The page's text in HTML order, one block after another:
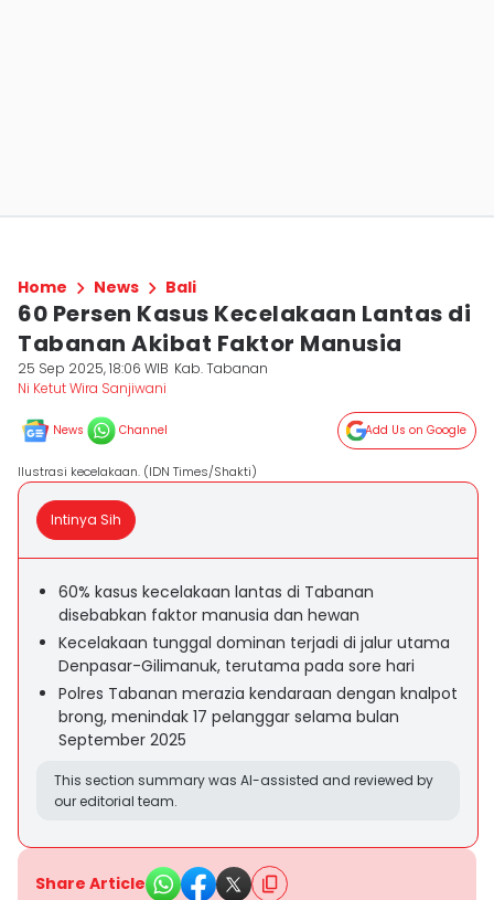
Home News Bali
60 Persen Kasus Kecelakaan Lantas di
Tabanan Akibat Faktor Manusia
25 Sep 2025, 18:06 WIB Kab. Tabanan
Ni Ketut Wira Sanjiwani
News Channel Add Us on Google
Ilustrasi kecelakaan. (IDN Times/Shakti)
Intinya Sih
60% kasus kecelakaan lantas di Tabanan
disebabkan faktor manusia dan hewan
Kecelakaan tunggal dominan terjadi di jalur utama
Denpasar-Gilimanuk, terutama pada sore hari
Polres Tabanan merazia kendaraan dengan knalpot
brong, menindak 17 pelanggar selama bulan
September 2025
This section summary was AI-assisted and reviewed by
our editorial team.
Share Article